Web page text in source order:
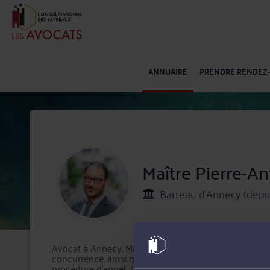
ANNUAIRE PRENDRE
Maître Pierre-
Barreau d'Annecy
Avocat à Annecy, Maître Pierre-Antoine RONDET
concurrence, ainsi que dans le cadre de contentieux